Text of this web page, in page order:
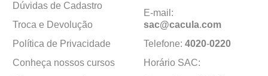
Dúvidas de Cadastro
Troca e Devolução
Política de Privacidade
Conheça nossos cursos
E-mail:
sac@cacula.com
Telefone: 4020-0220
Horário SAC: